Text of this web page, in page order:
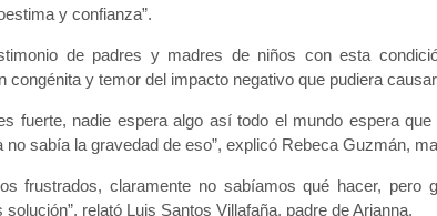
y confianza”.
de padres y madres de niños con esta
congénita y temor del impacto negativo que pudiera
fuerte, nadie espera algo así todo el mundo espera
no sabía la gravedad de eso”, explicó Rebeca Guzmán,
frustrados, claramente no sabíamos qué hacer,
relató Luis Santos Villafaña, padre de Arianna.